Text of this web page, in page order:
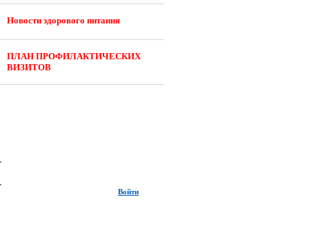
Новости здорового питания
ПЛАН ПРОФИЛАКТИЧЕСКИХ
ВИЗИТОВ
Войти